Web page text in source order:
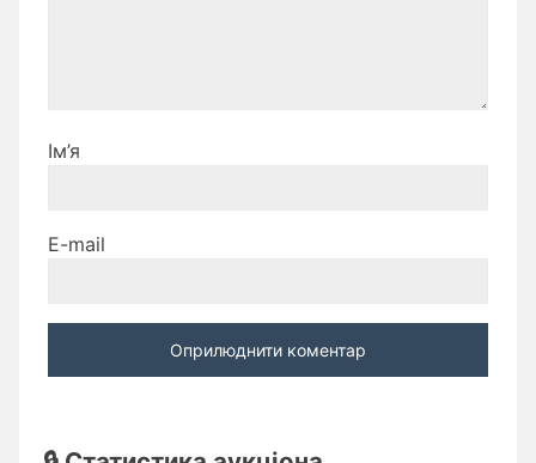
Ім’я
E-mail